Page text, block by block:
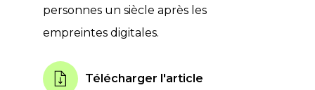
personnes un siècle après les
empreintes digitales.
Télécharger l'article